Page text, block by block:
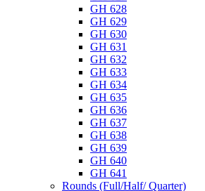
GH 628
GH 629
GH 630
GH 631
GH 632
GH 633
GH 634
GH 635
GH 636
GH 637
GH 638
GH 639
GH 640
GH 641
Rounds (Full/Half/ Quarter)